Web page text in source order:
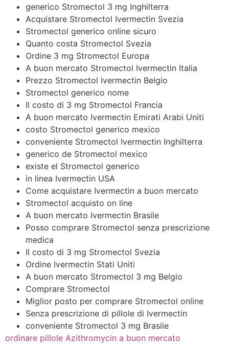
generico Stromectol 3 mg Inghilterra
Acquistare Stromectol Ivermectin Svezia
Stromectol generico online sicuro
Quanto costa Stromectol Svezia
Ordine 3 mg Stromectol Europa
A buon mercato Stromectol Ivermectin Italia
Prezzo Stromectol Ivermectin Belgio
Stromectol generico nome
Il costo di 3 mg Stromectol Francia
A buon mercato Ivermectin Emirati Arabi Uniti
costo Stromectol generico mexico
conveniente Stromectol Ivermectin Inghilterra
generico de Stromectol mexico
existe el Stromectol generico
in linea Ivermectin USA
Come acquistare Ivermectin a buon mercato
Stromectol acquisto on line
A buon mercato Ivermectin Brasile
Posso comprare Stromectol senza prescrizione
medica
Il costo di 3 mg Stromectol Svezia
Ordine Ivermectin Stati Uniti
A buon mercato Stromectol 3 mg Belgio
Comprare Stromectol
Miglior posto per comprare Stromectol online
Senza prescrizione di pillole di Ivermectin
conveniente Stromectol 3 mg Brasile
ordinare pillole Azithromycin a buon mercato